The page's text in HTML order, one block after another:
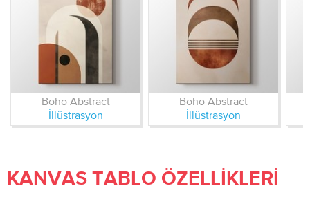
Boho Abstract
İllüstrasyon
Boho Abstract
İllüstrasyon
KANVAS TABLO ÖZELLIKLERI